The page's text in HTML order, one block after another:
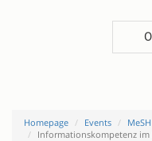
Homepage Events
Informationskompetenz